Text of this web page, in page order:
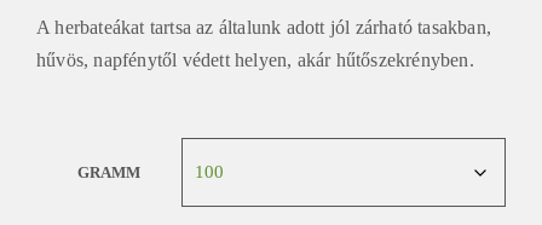
A herbateákat tartsa az általunk adott jól zárható tasakban,
hűvös, napfénytől védett helyen, akár hűtőszekrényben.
GRAMM